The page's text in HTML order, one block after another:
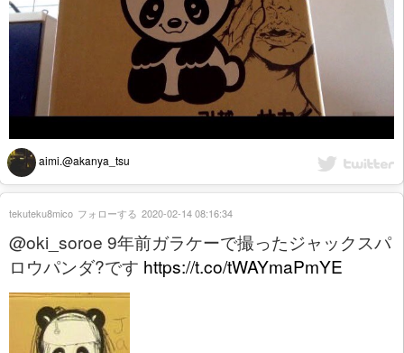
aimi.@akanya_tsu
@oki_soroe 9年前ガラケーで撮ったジャックスパ
ロウパンダ?です https://t.co/tWAYmaPmYE
tekuteku8mico フォローする 2020-02-14 08:16:34